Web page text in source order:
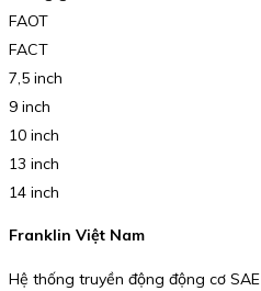
FAOT
FACT
7,5 inch
9 inch
10 inch
13 inch
14 inch
Franklin Việt Nam
Hệ thống truyền động động cơ SAE